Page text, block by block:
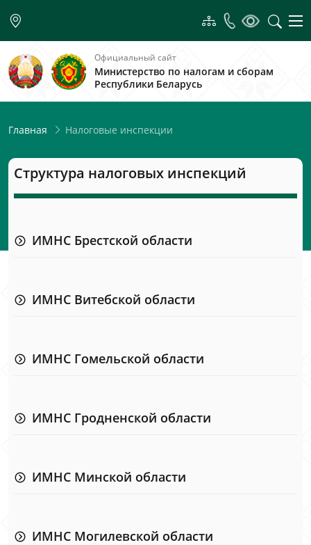
Официальный сайт
Министерство по налогам и сборам
Республики Беларусь
Главная Налоговые инспекции
Структура налоговых инспекций
ИМНС Брестской области
ИМНС Витебской области
ИМНС Гомельской области
ИМНС Гродненской области
ИМНС Минской области
ИМНС Могилевской области